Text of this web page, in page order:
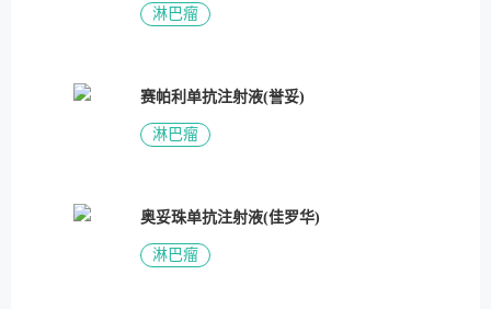
淋巴瘤
赛帕利单抗注射液(誉妥)
淋巴瘤
奥妥珠单抗注射液(佳罗华)
淋巴瘤